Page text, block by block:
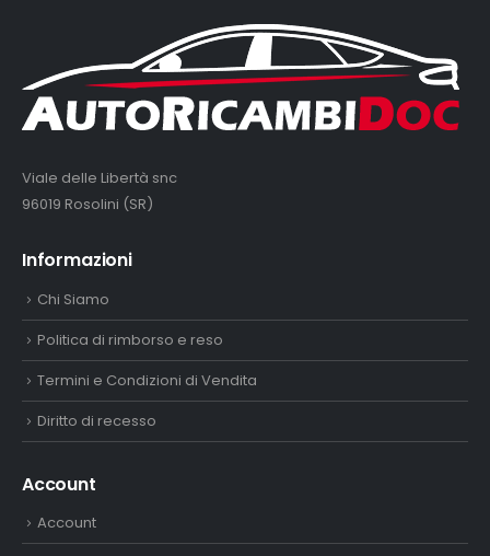
Viale delle Libertà snc
96019 Rosolini (SR)
Informazioni
Chi Siamo
Politica di rimborso e reso
Termini e Condizioni di Vendita
Diritto di recesso
Account
Account